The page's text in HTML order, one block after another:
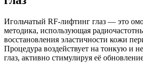
Игольчатый RF-лифтинг глаз — это
методика, использующая
восстановления эластичности кожи
Процедура воздействует на тонкую и
глаз, активно стимулируя её